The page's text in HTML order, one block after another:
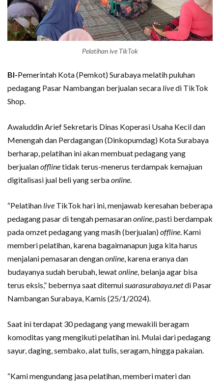
Pelatihan ive TikTok
BI-Pemerintah Kota (Pemkot) Surabaya melatih puluhan
pedagang Pasar Nambangan berjualan secaralivedi TikTok
Shop.
Awaluddin Arief Sekretaris Dinas Koperasi Usaha Kecil dan
Menengah dan Perdagangan (Dinkopumdag) Kota Surabaya
berharap, pelatihan ini akan membuat pedagang yang
berjualanofflinetidak terus-menerus terdampak kemajuan
digitalisasi jual beli yang serbaonline.
“Pelatihanlive TikTok hari ini, menjawab keresahan beberapa
pedagang pasar di tengah pemasaranonline, pasti berdampak
pada omzet pedagang yang masih (berjualan)offline. Kami
memberi pelatihan, karena bagaimanapun juga kita harus
menjalani pemasaran denganonline, karena eranya dan
budayanya sudah berubah, lewatonline, belanja agar bisa
terus eksis,” bebernya saat ditemuisuarasurabaya.netdi Pasar
Nambangan Surabaya, Kamis (25/1/2024).
Saat ini terdapat 30 pedagang yang mewakili beragam
komoditas yang mengikuti pelatihan ini. Mulai dari pedagang
sayur, daging, sembako, alat tulis, seragam, hingga pakaian.
“Kami mengundang jasa pelatihan, memberi materi dan